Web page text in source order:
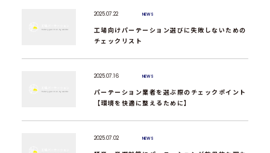
2025.07.22 NEWS
工場向けパーテーション選びに失敗しないための
チェックリスト
2025.07.16 NEWS
パーテーション業者を選ぶ際のチェックポイント
【環境を快適に整えるために】
2025.07.02 NEWS